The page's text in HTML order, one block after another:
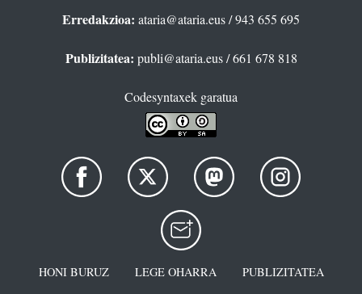
Erredakzioa: ataria@ataria.eus/ 943 655 695
Publizitatea: publi@ataria.eus/ 661 678 818
Codesyntaxek garatua
HONI BURUZ LEGE OHARRA
PUBLIZITATEA